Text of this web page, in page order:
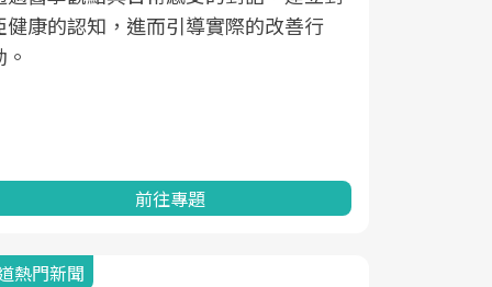
健康的認知，進而引導實際的改善行
前往專題
熱門新聞